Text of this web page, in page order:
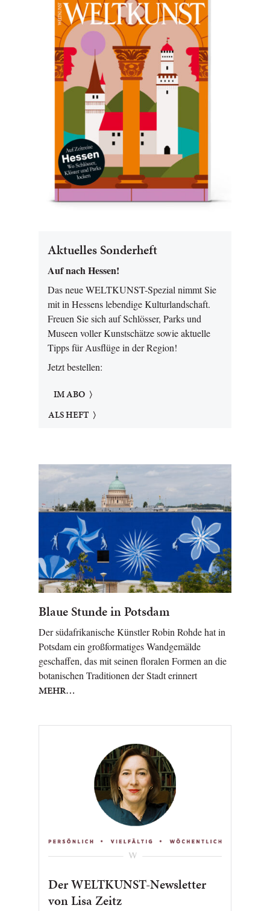
Aktuelles Sonderheft
Auf nach Hessen!
Das neue WELTKUNST-Spezial nimmt Sie
mit in Hessens lebendige Kulturlandschaft.
Freuen Sie sich auf Schlösser, Parks und
Museen voller Kunstschätze sowie aktuelle
Tipps für Ausflüge in der Region!
Jetzt bestellen:
IM ABO
ALS HEFT
Blaue Stunde in Potsdam
Der südafrikanische Künstler Robin Rohde hat in
Potsdam ein großformatiges Wandgemälde
geschaffen, das mit seinen floralen Formen an die
botanischen Traditionen der Stadt erinnert
MEHR…
Der WELTKUNST-Newsletter
von Lisa Zeitz